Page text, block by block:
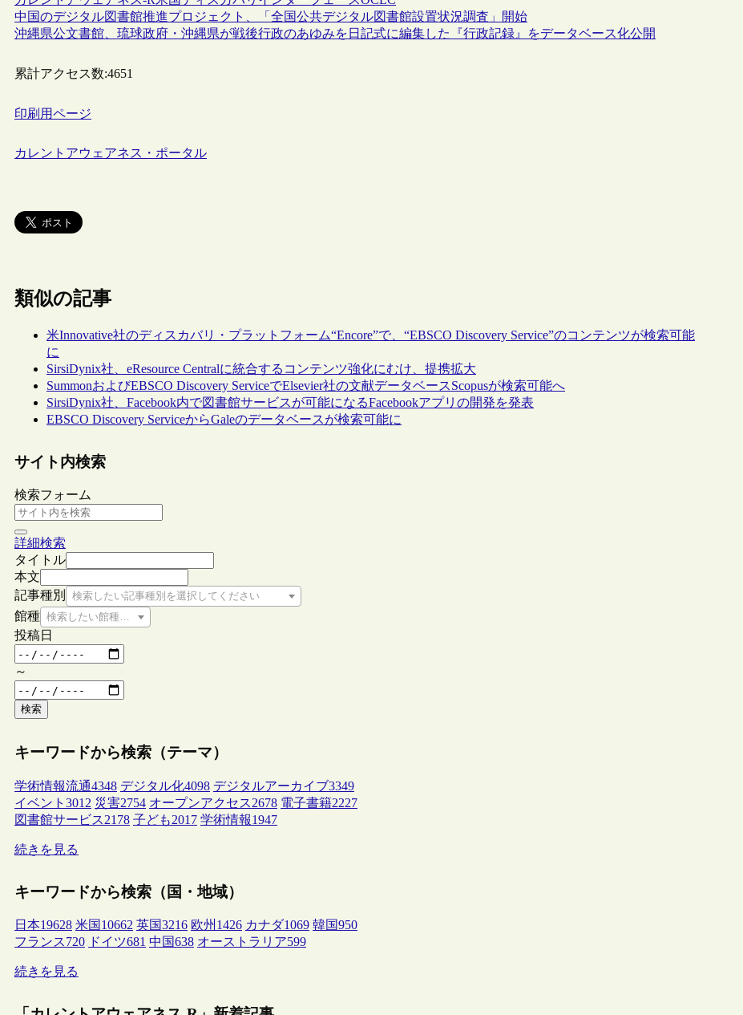
中国のデジタル図書館推進プロジェクト、「全国公共デジタル図書館設置状況調査」開始
沖縄県公文書館、琉球政府・沖縄県が戦後行政のあゆみを日記式に編集した『行政記録』をデータベース化公開
累計アクセス数:4651
印刷用ページ
カレントアウェアネス・ポータル
類似の記事
米Innovative社のディスカバリ・プラットフォーム“Encore”で、“EBSCO Discovery Service”のコンテンツが検索可能
に
SirsiDynix社、eResource Centralに統合するコンテンツ強化にむけ、提携拡大
SummonおよびEBSCO Discovery ServiceでElsevier社の文献データベースScopusが検索可能へ
SirsiDynix社、Facebook内で図書館サービスが可能になるFacebookアプリの開発を発表
EBSCO Discovery ServiceからGaleのデータベースが検索可能に
サイト内検索
検索フォーム
詳細検索
タイトル
本文
記事種別
検索したい記事種別を選択してください
館種 検索したい館種を選択してください
投稿日
～
検索
キーワードから検索（テーマ）
学術情報流通4348 デジタル化4098 デジタルアーカイブ3349
イベント 3012 災害2754 オープンアクセス2678 電子書籍2227
図書館サービス2178 子ども2017 学術情報1947
続きを見る
キーワードから検索（国・地域）
日本19628 米国 10662 英国3216 欧州 1426 カナダ1069 韓国950
フランス720 ドイツ681 中国638 オーストラリア599
続きを見る